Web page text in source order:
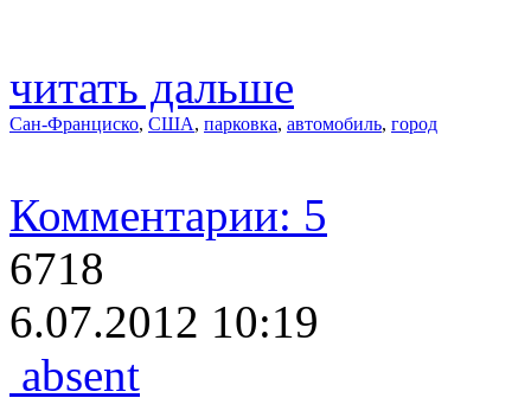
читать дальше
Сан-Франциско, США, парковка, автомобиль, город
Комментарии: 5
6718
6.07.2012 10:19
absent